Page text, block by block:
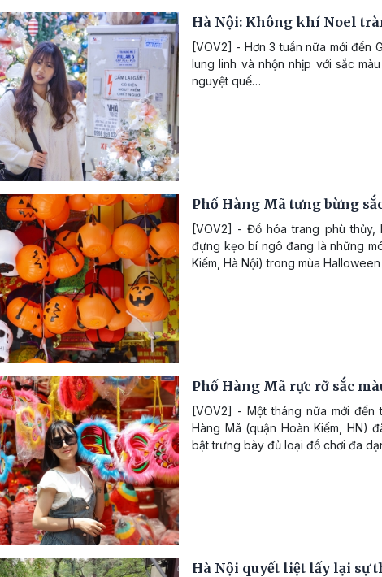
Hà Nội: Không khí Noel
[VOV2] - Hơn 3 tuần nữa mới đến
lung linh và nhộn nhịp với sắc
nguyệt quế…
Phố Hàng Mã tưng bừng
[VOV2] - Đồ hóa trang phù thủy,
đựng kẹo bí ngô đang là những
Kiếm, Hà Nội) trong mùa Halloween
Phố Hàng Mã rực rỡ sắc
[VOV2] - Một tháng nữa mới
Hàng Mã (quận Hoàn Kiếm, HN)
bật trưng bày đủ loại đồ chơi đa
Hà Nội quyết liệt lấy lại sự